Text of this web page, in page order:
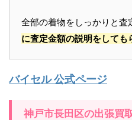
全部の着物をしっかりと査
に査定金額の説明をしても
バイセル 公式ページ
神戸市長田区の出張買